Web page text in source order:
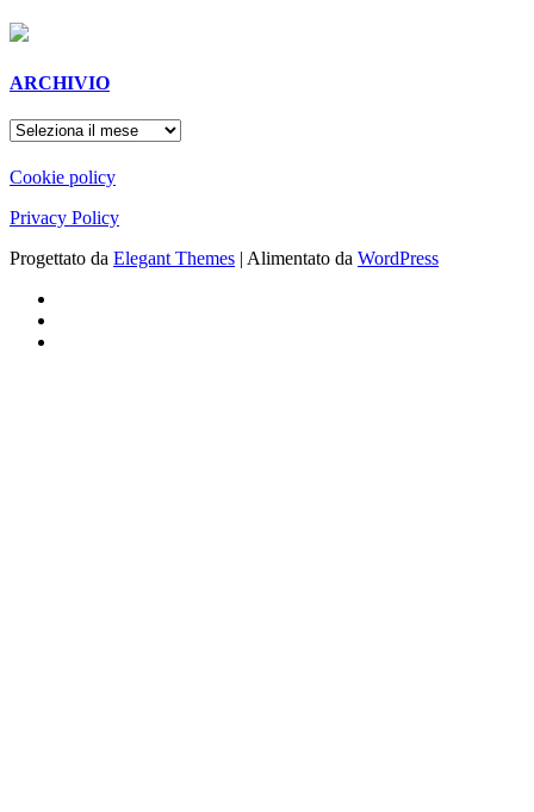
ARCHIVIO
ARCHIVIO
Cookie policy
Privacy Policy
Progettato da Elegant Themes | Alimentato da WordPress